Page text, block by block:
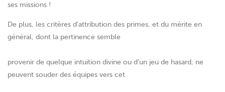
ses missions !
De plus, les critères d’attribution des primes, et du mérite en
général, dont la pertinence semble
provenir de quelque intuition divine ou d’un jeu de hasard, ne
peuvent souder des équipes vers cet